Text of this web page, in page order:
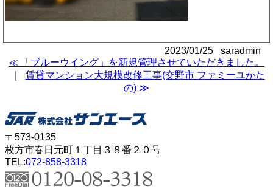
2023/01/25 saradmin
≪ 「ブルーウイング」を新規管理させていただきました。
賃貸マンション大規模改修工事(交野市 ファミーユかた
の) ≫
〒573-0135
枚方市春日元町１丁目３８番２０号
TEL:072-858-3318